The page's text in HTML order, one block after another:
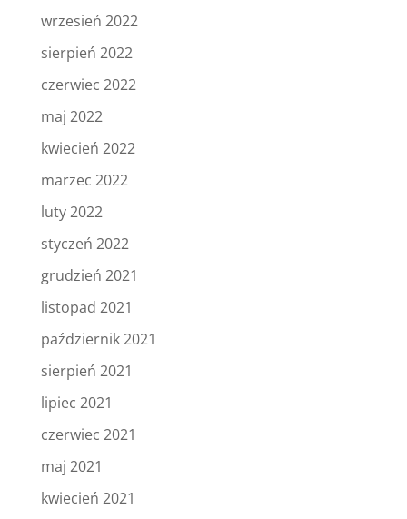
wrzesień 2022
sierpień 2022
czerwiec 2022
maj 2022
kwiecień 2022
marzec 2022
luty 2022
styczeń 2022
grudzień 2021
listopad 2021
październik 2021
sierpień 2021
lipiec 2021
czerwiec 2021
maj 2021
kwiecień 2021